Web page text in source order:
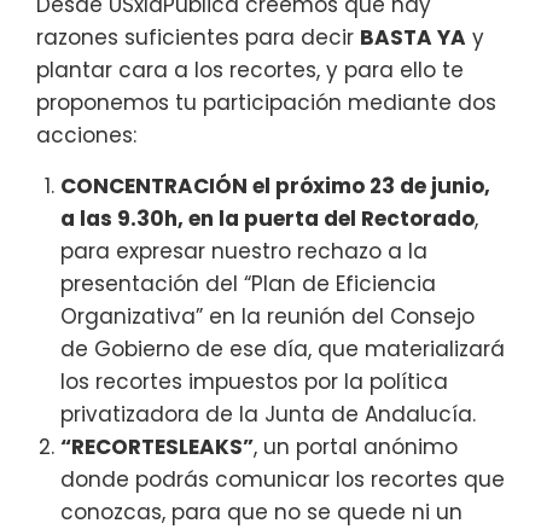
razones suficientes para decir BASTA YA y
plantar cara a los recortes, y para ello te
proponemos tu participación mediante dos
acciones:
CONCENTRACIÓN el próximo 23 de junio,
a las 9.30h, en la puerta del Rectorado,
para expresar nuestro rechazo a la
presentación del “Plan de Eficiencia
Organizativa” en la reunión del Consejo
de Gobierno de ese día, que materializará
los recortes impuestos por la política
privatizadora de la Junta de Andalucía.
“RECORTESLEAKS”, un portal anónimo
donde podrás comunicar los recortes que
conozcas, para que no se quede ni un